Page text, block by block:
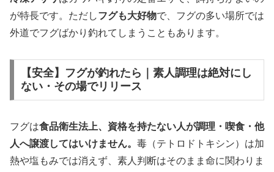
が特長です。ただしフグも大好物で、フグの多い場所では
外道でフグばかり釣れてしまうこともあります。
【安全】フグが釣れたら｜素人調理は絶対にし
ない・その場でリリース
フグは食品衛生法上、資格を持たない人が調理・喫食・他
人へ譲渡してはいけません。 毒（テトロドトキシン）は加
熱や塩もみでは消えず、素人判断はそのまま命に関わりま